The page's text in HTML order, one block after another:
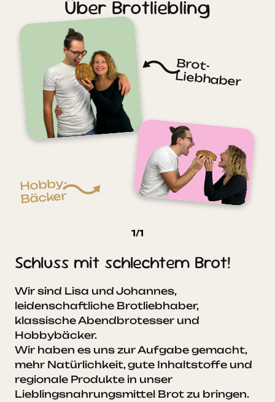
Über Brotliebling
Hobby-
Bäcker
Brot-
Liebhaber
Schluss mit schlechtem Brot!
Wir sind Lisa und Johannes,
leidenschaftliche Brotliebhaber,
klassische Abendbrotesser und
Hobbybäcker.
Wir haben es uns zur Aufgabe gemacht,
mehr Natürlichkeit, gute Inhaltstoffe und
regionale Produkte in unser
Lieblingsnahrungsmittel Brot zu bringen.
1/1